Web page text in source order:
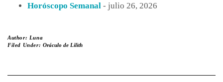
Horóscopo Semanal - julio 26, 2026
Author: Luna
Filed Under: Oráculo de Lilith